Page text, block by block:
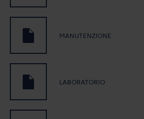
MANUTENZIONE
LABORATORIO